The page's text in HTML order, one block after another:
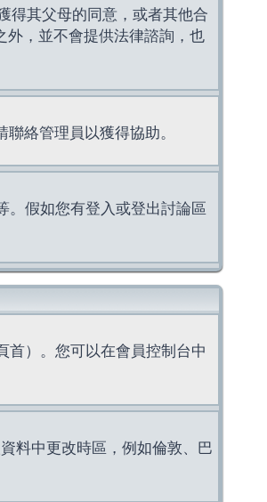
得其父母的同意，或者其他合
外，並不會提供法律諮詢，也
絡管理員以獲得協助。
。假如您有登入或登出討論區
首）。您可以在會員控制台中
料中更改時區，例如倫敦、巴